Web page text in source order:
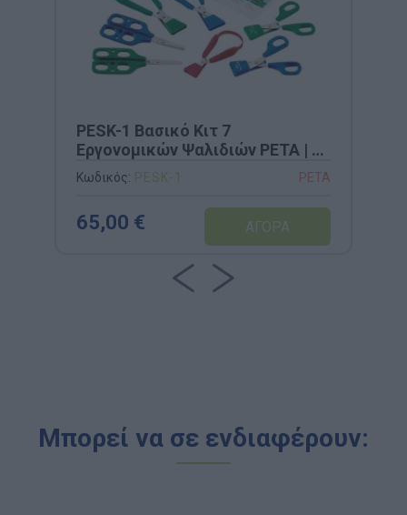
PESK-1 Βασικό Κιτ 7
Εργονομικών Ψαλιδιών PETA | Σε
Πλαστική Θήκη με Φερμουάρ
Κωδικός: PESK-1 PETA
65,00 €
Μπορεί να σε ενδιαφέρουν: